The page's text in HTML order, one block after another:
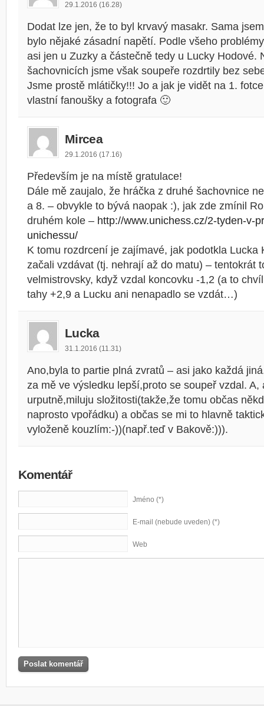
29.1.2016 (16.28)
Dodat lze jen, že to byl krvavý masakr. Sama
bylo nějaké zásadní napětí. Podle všeho
asi jen u Zuzky a částečně tedy u Lucky Hodové.
šachovnicích jsme však soupeře rozdrtily bez
Jsme prostě mlátičky!!! Jo a jak je vidět na 1.
vlastní fanoušky a fotografa 🙂
Mircea
29.1.2016 (17.16)
Především je na místě gratulace!
Dále mě zaujalo, že hráčka z druhé šachovnice
a 8. – obvykle to bývá naopak :), jak zde zmínil
druhém kole – http://www.unichess.cz/2-tyden-v-
unichessu/
K tomu rozdrcení je zajímavé, jak podotkla Lucka
začali vzdávat (tj. nehrají až do matu) – tentokrát
velmistrovsky, když vzdal koncovku -1,2 (a to
tahy +2,9 a Lucku ani nenapadlo se vzdát…)
Lucka
31.1.2016 (11.31)
Ano,byla to partie plná zvratů – asi jako každá
za mě ve výsledku lepší,proto se soupeř vzdal. A,
urputně,miluju složitosti(takže,že tomu občas
naprosto vpořádku) a občas se mi to hlavně
vyloženě kouzlím:-))(např.teď v Bakově:))).
Komentář
Jméno (*)
E-mail (nebude uveden) (*)
Web